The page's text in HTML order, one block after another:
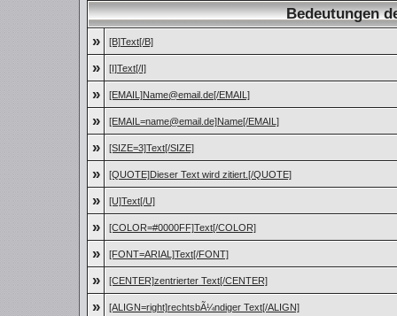
Bedeutungen
»
[B]Text[/B]
» [I]Text[/I]
» [EMAIL]Name@email.de[/EMAIL]
» [EMAIL=name@email.de]Name[/EMAIL]
» [SIZE=3]Text[/SIZE]
» [QUOTE]Dieser Text wird zitiert.[/QUOTE]
» [U]Text[/U]
» [COLOR=#0000FF]Text[/COLOR]
» [FONT=ARIAL]Text[/FONT]
» [CENTER]zentrierter Text[/CENTER]
» [ALIGN=right]rechtsbÃ¼ndiger Text[/ALIGN]